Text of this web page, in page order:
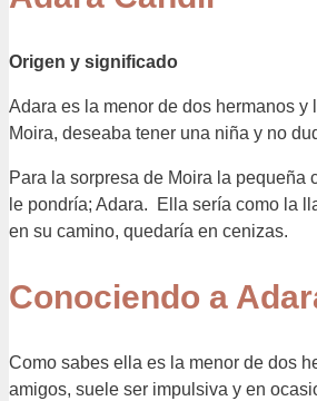
Origen y significado
Adara es la menor de dos hermanos
Moira, deseaba tener una niña y no
Para la sorpresa de Moira la pequeña
le pondría; Adara. Ella sería como la
en su camino, quedaría en cenizas.
Conociendo a
Como sabes ella es la menor de dos
amigos, suele ser impulsiva y en